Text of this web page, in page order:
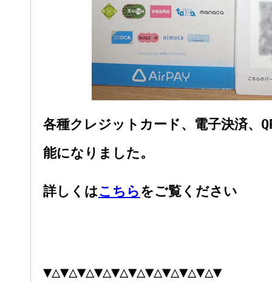
各種クレジットカード、電子決済、
能になりました。
詳しくはこちら をご覧ください
▼△▼△▼△▼△▼△▼△▼△▼△▼△▼△▼